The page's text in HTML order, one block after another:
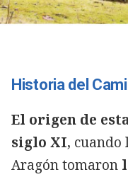
Historia del
El origen de
siglo XI, cuando
Aragón tomaron